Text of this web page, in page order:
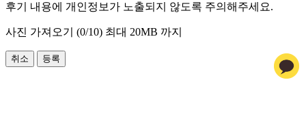
후기 내용에 개인정보가 노출되지 않도록 주의해주세요.
사진 가져오기 (0/10) 최대 20MB 까지
취소 등록